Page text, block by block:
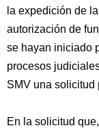
la expedición de
autorización de
se hayan iniciado
procesos
SMV una solicitud
En la solicitud